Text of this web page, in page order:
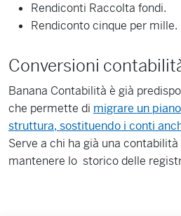
Rendiconti Raccolta fondi.
Rendiconto cinque per mille.
Conversioni
Banana Contabilità è già
che permette di migrare un
struttura, sostituendo i conti
Serve a chi ha già una
mantenere lo storico delle